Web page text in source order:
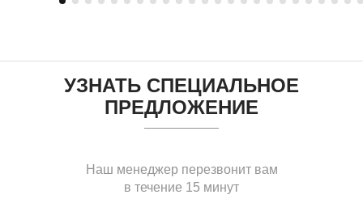
УЗНАТЬ СПЕЦИАЛЬНОЕ
ПРЕДЛОЖЕНИЕ
Наш менеджер перезвонит вам
в течение 15 минут